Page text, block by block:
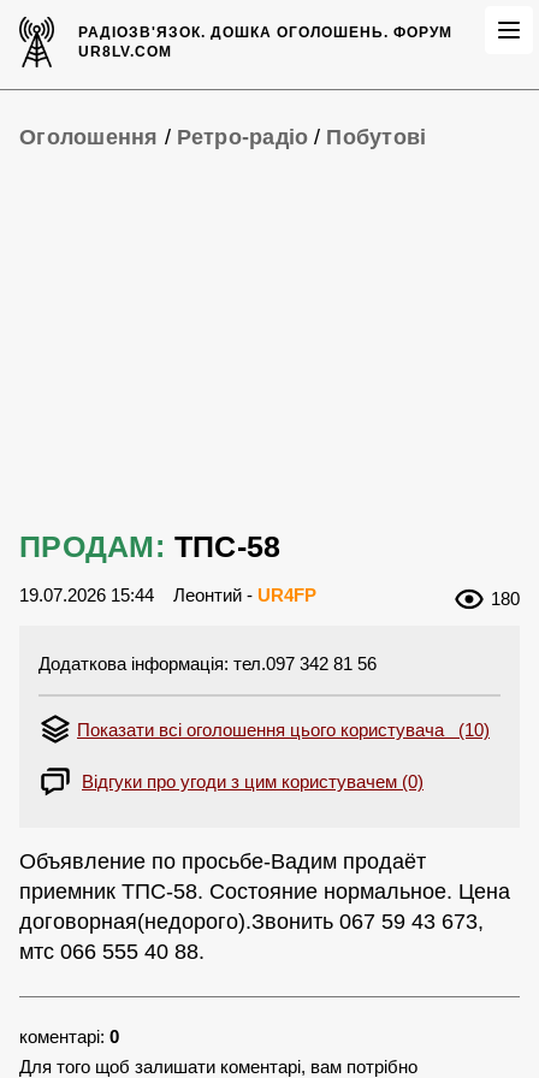
РАДІОЗВ'ЯЗОК.ДОШКА ОГОЛОШЕНЬ. ФОРУМ
UR8LV.COM
Оголошення / Ретро-радіо / Побутові
ПРОДАМ: ТПС-58
19.07.2026 15:44 Леонтий - UR4FP 180
Додаткова інформація: тел.097 342 81 56
Показати всі оголошення цього користувача (10)
Відгуки про угоди з цим користувачем (0)
Объявление по просьбе-Вадим продаёт
приемник ТПС-58. Состояние нормальное. Цена
договорная(недорого).Звонить 067 59 43 673,
мтс 066 555 40 88.
коментарі: 0
Для того щоб залишати коментарі, вам потрібно